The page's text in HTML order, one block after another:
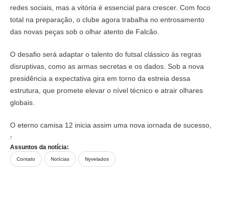
redes sociais, mas a vitória é essencial para crescer. Com foco
total na preparação, o clube agora trabalha no entrosamento
das novas peças sob o olhar atento de Falcão.
O desafio será adaptar o talento do futsal clássico às regras
disruptivas, como as armas secretas e os dados. Sob a nova
presidência a expectativa gira em torno da estreia dessa
estrutura, que promete elevar o nível técnico e atrair olhares
globais.
O eterno camisa 12 inicia assim uma nova jornada de sucesso,
agora liderando o esporte fora das quatro linhas.
Assuntos da notícia:
Contato Notícias Nyvelados